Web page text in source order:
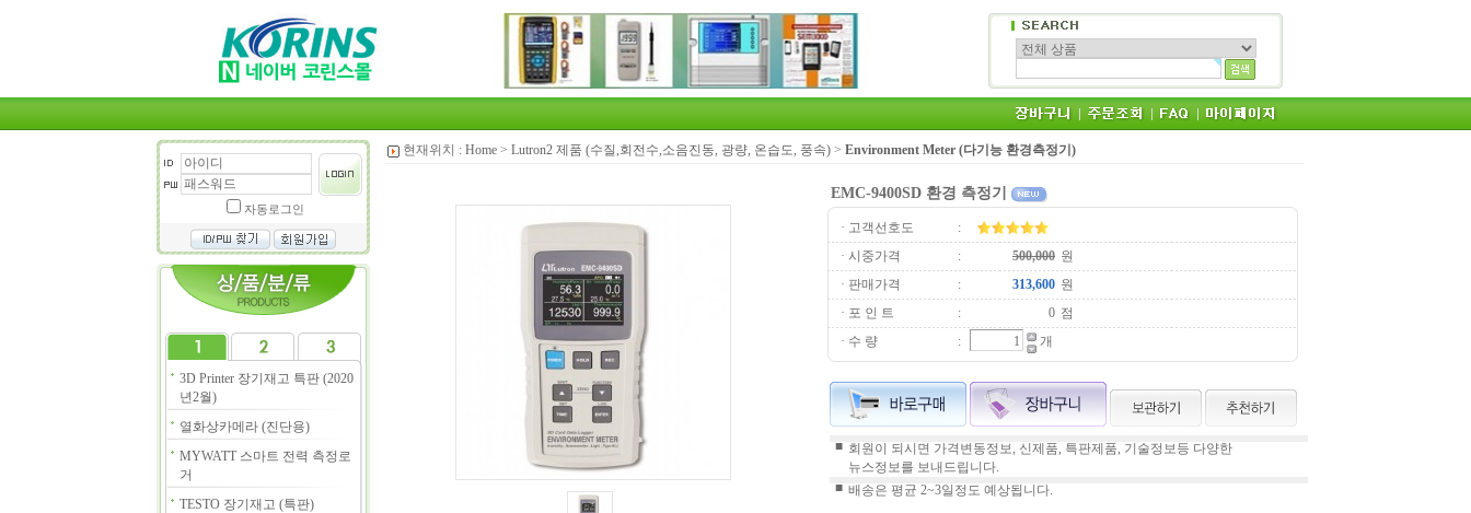
자동로그인
3D Printer 장기재고 특판 (2020
년2월)
열화상카메라 (진단용)
MYWATT 스마트 전력 측정로
거
TESTO 장기재고 (특판)
현재위치 : Home > Lutron2 제품 (수질,회전수,소음진동, 광량, 온습도, 풍속) > Environment Meter (다기능 환경측정기)
EMC-9400SD 환경 측정기
· 고객선호도
:
· 시중가격
:
원
· 판매가격
:
원
· 포 인 트
:
점
· 수 량
: 개
■ 회원이 되시면 가격변동정보, 신제품, 특판제품, 기술정보등 다양한
뉴스정보를 보내드립니다.
■ 배송은 평균 2~3일정도 예상됩니다.